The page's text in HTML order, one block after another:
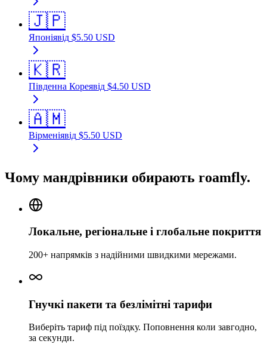
🇯🇵
Японіявід $5.50 USD
🇰🇷
Південна Кореявід $4.50 USD
🇦🇲
Вірменіявід $5.50 USD
Чому мандрівники обирають roamfly.
Локальне, регіональне і глобальне покриття
200+ напрямків з надійними швидкими мережами.
Гнучкі пакети та безлімітні тарифи
Виберіть тариф під поїздку. Поповнення коли завгодно,
за секунди.